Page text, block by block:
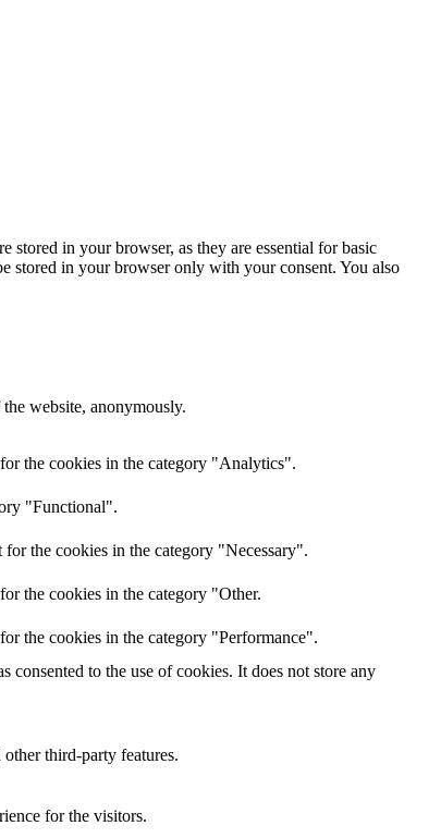
stored in your browser, as they are essential for basic
stored in your browser only with your consent. You also
website, anonymously.
the cookies in the category "Analytics".
"Functional".
the cookies in the category "Necessary".
the cookies in the category "Other.
the cookies in the category "Performance".
to the use of cookies. It does not store any
third-party features.
for the visitors.